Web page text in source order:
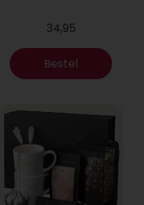
34,95
Bestel